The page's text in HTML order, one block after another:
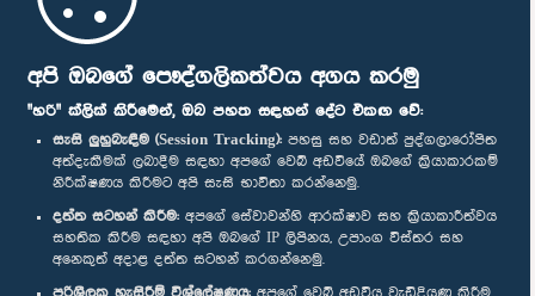
අපි ඔබගේ පෞද්ගලිකත්වය අගය කරමු
"හරි" ක්ලික් කිරීමෙන්, ඔබ පහත සඳහන් දේට එකඟ වේ:
සැසි ලුහුබැඳීම (Session Tracking): පහසු සහ වඩාත් පුද්ගලාරෝපිත
අත්දැකීමක් ලබාදීම සඳහා අපගේ වෙබ් අඩවියේ ඔබගේ ක්‍රියාකාරකම්
නිරීක්ෂණය කිරීමට අපි සැසි භාවිතා කරන්නෙමු.
දත්ත සටහන් කිරීම: අපගේ සේවාවන්හි ආරක්ෂාව සහ ක්‍රියාකාරීත්වය
සහතික කිරීම සඳහා අපි ඔබගේ IP ලිපිනය, උපාංග විස්තර සහ
අනෙකුත් අදාළ දත්ත සටහන් කරගන්නෙමු.
ප.ව. 2:06 - ප.ව. 2:16
ප.ව. 2:16 - ප.ව. 2:25
ප.ව. 2:25 - ප.ව. 2:35
පාර්ලිමේන්තු ජංගම යෙදුම
අප හා සම්බන්ධ වී සිටින්න :
සම්මාන